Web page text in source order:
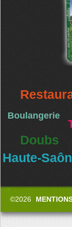
Boulangerie
Doubs
Haute-
©2026